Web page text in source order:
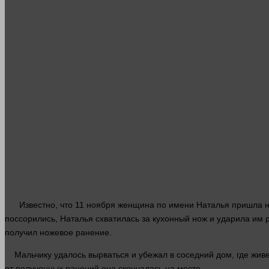
Известно, что 11 ноября женщина по имени Наталья пришла
поссорились, Наталья схватилась за кухонный нож и ударила
получил ножевое ранение.
Мальчику удалось вырваться и убежал в соседний дом , где